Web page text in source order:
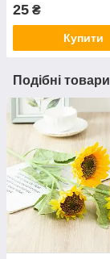
25 ₴
Купити
Подібні